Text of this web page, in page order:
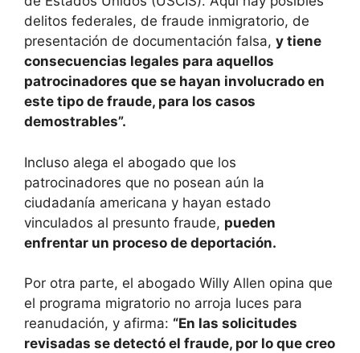
delitos federales, de fraude inmigratorio, de
presentación de documentación falsa, y tiene
consecuencias legales para aquellos
patrocinadores que se hayan involucrado en
este tipo de fraude, para los casos
demostrables”.
Incluso alega el abogado que los
patrocinadores que no posean aún la
ciudadanía americana y hayan estado
vinculados al presunto fraude, pueden
enfrentar un proceso de deportación.
Por otra parte, el abogado Willy Allen opina que
el programa migratorio no arroja luces para
reanudación, y afirma: “En las solicitudes
revisadas se detectó el fraude, por lo que creo